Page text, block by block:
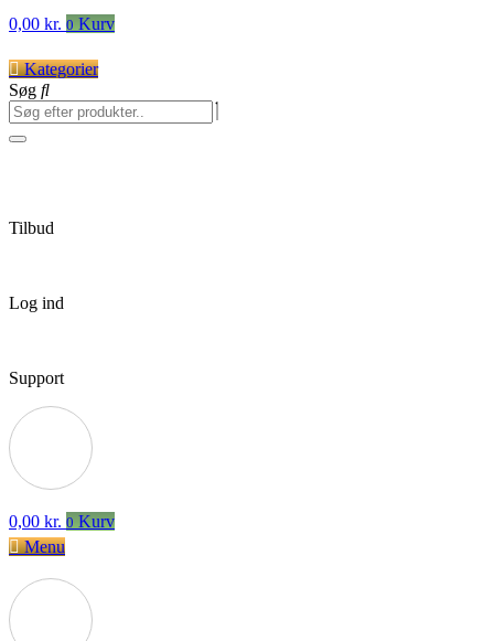
0,00 kr. 0 Kurv
Kategorier
Søg
Tilbud
Log ind
Support
0,00 kr. 0 Kurv
Menu